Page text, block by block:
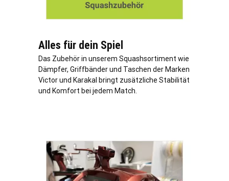
Alles für dein Spiel
Das Zubehör in unserem Squashsortiment wie
Dämpfer, Griffbänder und Taschen der Marken
Victor und Karakal bringt zusätzliche Stabilität
und Komfort bei jedem Match.